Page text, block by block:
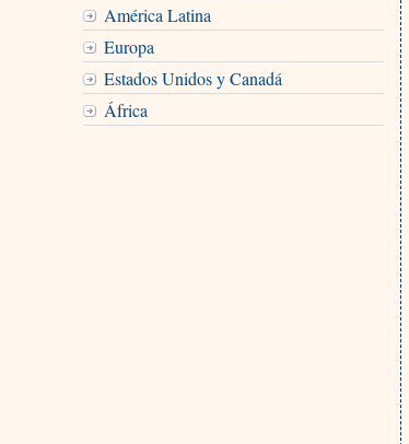
América Latina
Europa
Estados Unidos y Canadá
África